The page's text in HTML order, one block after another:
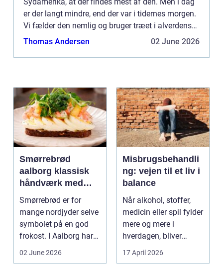
er der langt mindre, end der var i tidernes morgen.
Vi fælder den nemlig og bruger træet i alverdens
forskellige slags produktioner og byggerier.
Thomas Andersen 02 June 2026
Smørrebrød
aalborg klassisk
håndværk med
moderne twist
Smørrebrød er for
mange nordjyder selve
symbolet på en god
frokost. I Aalborg har
den klassiske spis...
02 June 2026
Misbrugsbehandli
ng: vejen til et liv i
balance
Når alkohol, stoffer,
medicin eller spil fylder
mere og mere i
hverdagen, bliver
grænsen...
17 April 2026